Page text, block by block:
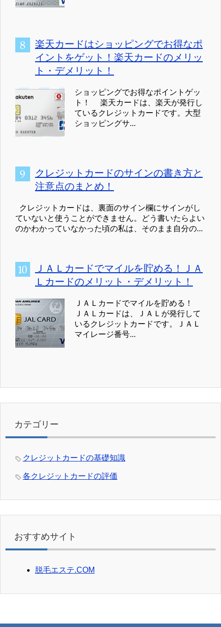
楽天カードはショッピングでお得なポ
イントをゲット！楽天カードのメリッ
ト・デメリット！
ショッピングでお得なポイントゲッ
ト！ 楽天カードは、楽天が発行し
ているクレジットカードです。大型
ショッピングサ...
クレジットカードのサインの書き方と
注意点のまとめ！
クレジットカードは、裏面のサイン欄にサインがし
ていないと使うことができません。どう書いたらよい
のかわかっていなかった頃の私は、そのまま自分の...
ＪＡＬカードでマイルを貯める！ＪＡ
Ｌカードのメリット・デメリット！
ＪＡＬカードでマイルを貯める！
ＪＡＬカードは、ＪＡＬが発行して
いるクレジットカードです。ＪＡＬ
マイレージ番号...
カテゴリー
クレジットカードの基礎知識
各クレジットカードの評価
おすすめサイト
脱毛エステ.COM